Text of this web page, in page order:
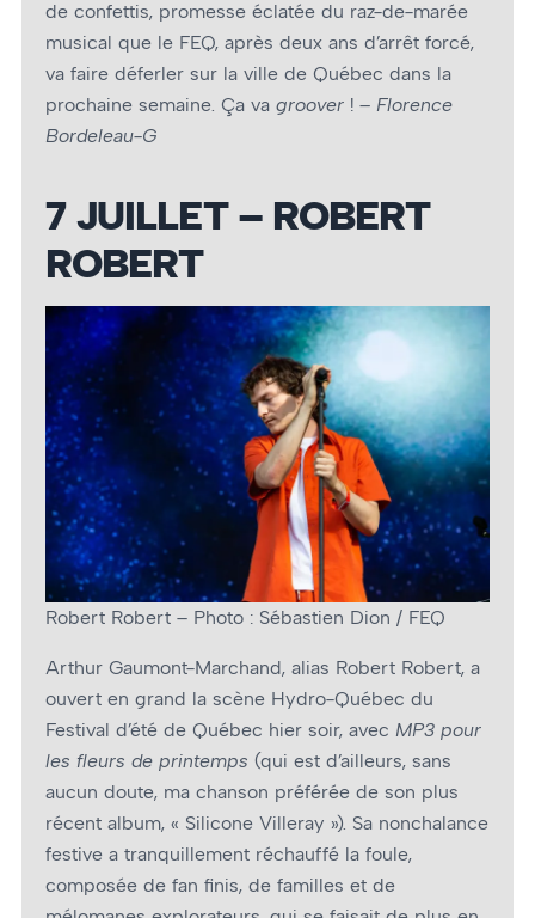
de confettis, promesse éclatée du raz-de-marée
musical que le FEQ, après deux ans d’arrêt forcé,
va faire déferler sur la ville de Québec dans la
prochaine semaine. Ça va groover ! – Florence
Bordeleau-G
7 JUILLET – ROBERT
ROBERT
Robert Robert – Photo : Sébastien Dion / FEQ
Arthur Gaumont-Marchand, alias Robert Robert, a
ouvert en grand la scène Hydro-Québec du
Festival d’été de Québec hier soir, avec MP3 pour
les fleurs de printemps (qui est d’ailleurs, sans
aucun doute, ma chanson préférée de son plus
récent album, « Silicone Villeray »). Sa nonchalance
festive a tranquillement réchauffé la foule,
composée de fan finis, de familles et de